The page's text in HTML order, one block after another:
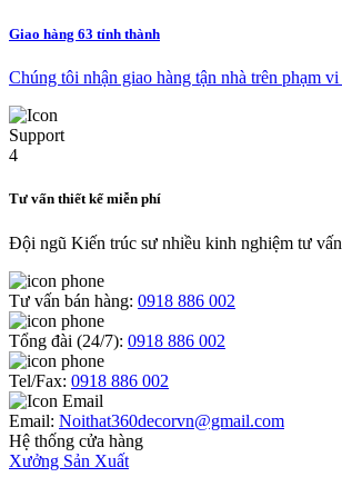
Giao hàng 63 tỉnh thành
Chúng tôi nhận giao hàng tận nhà trên phạm
Tư vấn thiết kế miễn phí
Đội ngũ Kiến trúc sư nhiều kinh nghiệm tư
Tư vấn bán hàng: 0918 886 002
Tổng đài (24/7): 0918 886 002
Tel/Fax: 0918 886 002
Email: Noithat360decorvn@gmail.com
Hệ thống cửa hàng
Xưởng Sản Xuất